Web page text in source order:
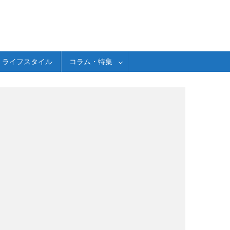
ライフスタイル コラム・特集